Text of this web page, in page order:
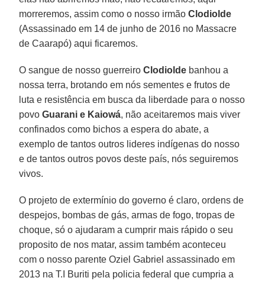
morreremos, assim como o nosso irmãoClodiolde
(Assassinado em 14 de junho de 2016 no Massacre
de Caarapó) aqui ficaremos.
O sangue de nosso guerreiroClodiolde banhou a
nossa terra, brotando em nós sementes e frutos de
luta e resistência em busca da liberdade para o nosso
povoGuarani e Kaiowá, não aceitaremos mais viver
confinados como bichos a espera do abate, a
exemplo de tantos outros lideres indígenas do nosso
e de tantos outros povos deste país, nós seguiremos
vivos.
O projeto de extermínio do governo é claro, ordens de
despejos, bombas de gás, armas de fogo, tropas de
choque, só o ajudaram a cumprir mais rápido o seu
proposito de nos matar, assim também aconteceu
com o nosso parente Oziel Gabriel assassinado em
2013 na T.I Buriti pela policia federal que cumpria a